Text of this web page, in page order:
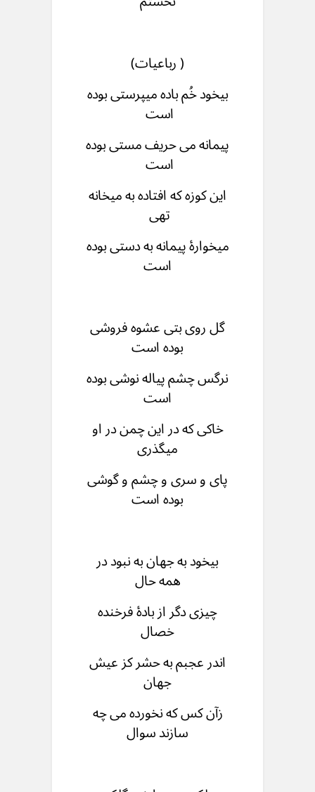
( رباعیات)
بیخود خُم باده میپرستی بوده
است
پیمانه می حریف مستی بوده
است
این کوزه که افتاده به میخانه
تهی
میخوارۀ پیمانه به دستی بوده
است
گل روی بتی عشوه فروشی
بوده است
نرگس چشم پیاله نوشی بوده
است
خاکی که در این چمن در او
میگذری
پای و سری و چشم و گوشی
بوده است
بیخود به جهان به نبود در
همه حال
چیزی دگر از بادۀ فرخنده
خصال
اندر عجبم به حشر کز عیش
جهان
زآن کس که نخورده می چه
سازند سوال